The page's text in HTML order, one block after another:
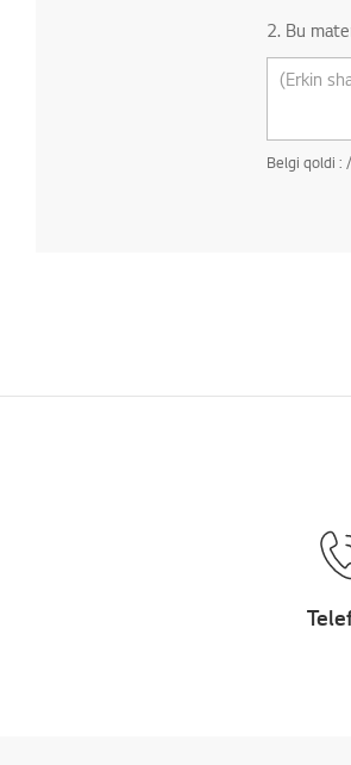
2. Bu
Belgi qoldi : /